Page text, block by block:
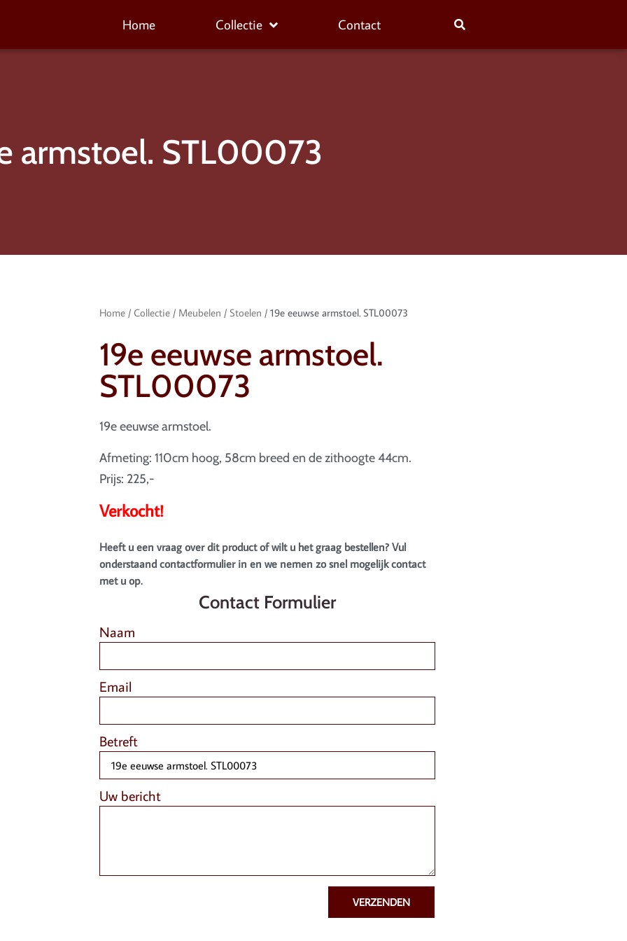
Home Collectie Contact
armstoel. STL00073
Home / Collectie / Meubelen / Stoelen / 19e eeuwse armstoel. STL00073
19e eeuwse armstoel.
STL00073
19e eeuwse armstoel.
Afmeting: 110cm hoog, 58cm breed en de zithoogte 44cm.
Prijs: 225,-
Verkocht!
Heeft u een vraag over dit product of wilt u het graag bestellen? Vul
onderstaand contactformulier in en we nemen zo snel mogelijk contact
met u op.
Contact Formulier
Naam
Email
Betreft
Uw bericht
VERZENDEN